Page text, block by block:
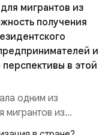
мигрантов из
получения
и
в этой
одним из
мигрантов из
получения